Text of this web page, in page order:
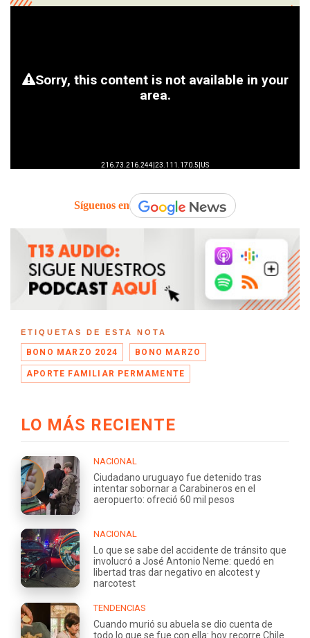
Síguenos en
ETIQUETAS DE ESTA NOTA
BONO MARZO 2024 BONO MARZO
APORTE FAMILIAR PERMAMENTE
LO MÁS RECIENTE
NACIONAL
Ciudadano uruguayo fue detenido tras
intentar sobornar a Carabineros en el
aeropuerto: ofreció 60 mil pesos
NACIONAL
Lo que se sabe del accidente de tránsito que
involucró a José Antonio Neme: quedó en
libertad tras dar negativo en alcotest y
narcotest
TENDENCIAS
Cuando murió su abuela se dio cuenta de
todo lo que se fue con ella: hoy recorre Chile